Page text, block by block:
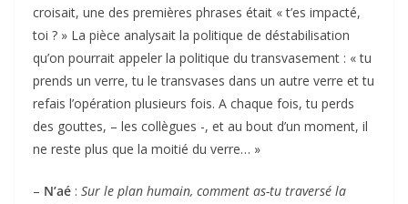
croisait, une des premières phrases était « t’es impacté,
toi ? » La pièce analysait la politique de déstabilisation
qu’on pourrait appeler la politique du transvasement : « tu
prends un verre, tu le transvases dans un autre verre et tu
refais l’opération plusieurs fois. A chaque fois, tu perds
des gouttes, – les collègues -, et au bout d’un moment, il
ne reste plus que la moitié du verre… »
– N’aé : Sur le plan humain, comment as-tu traversé la